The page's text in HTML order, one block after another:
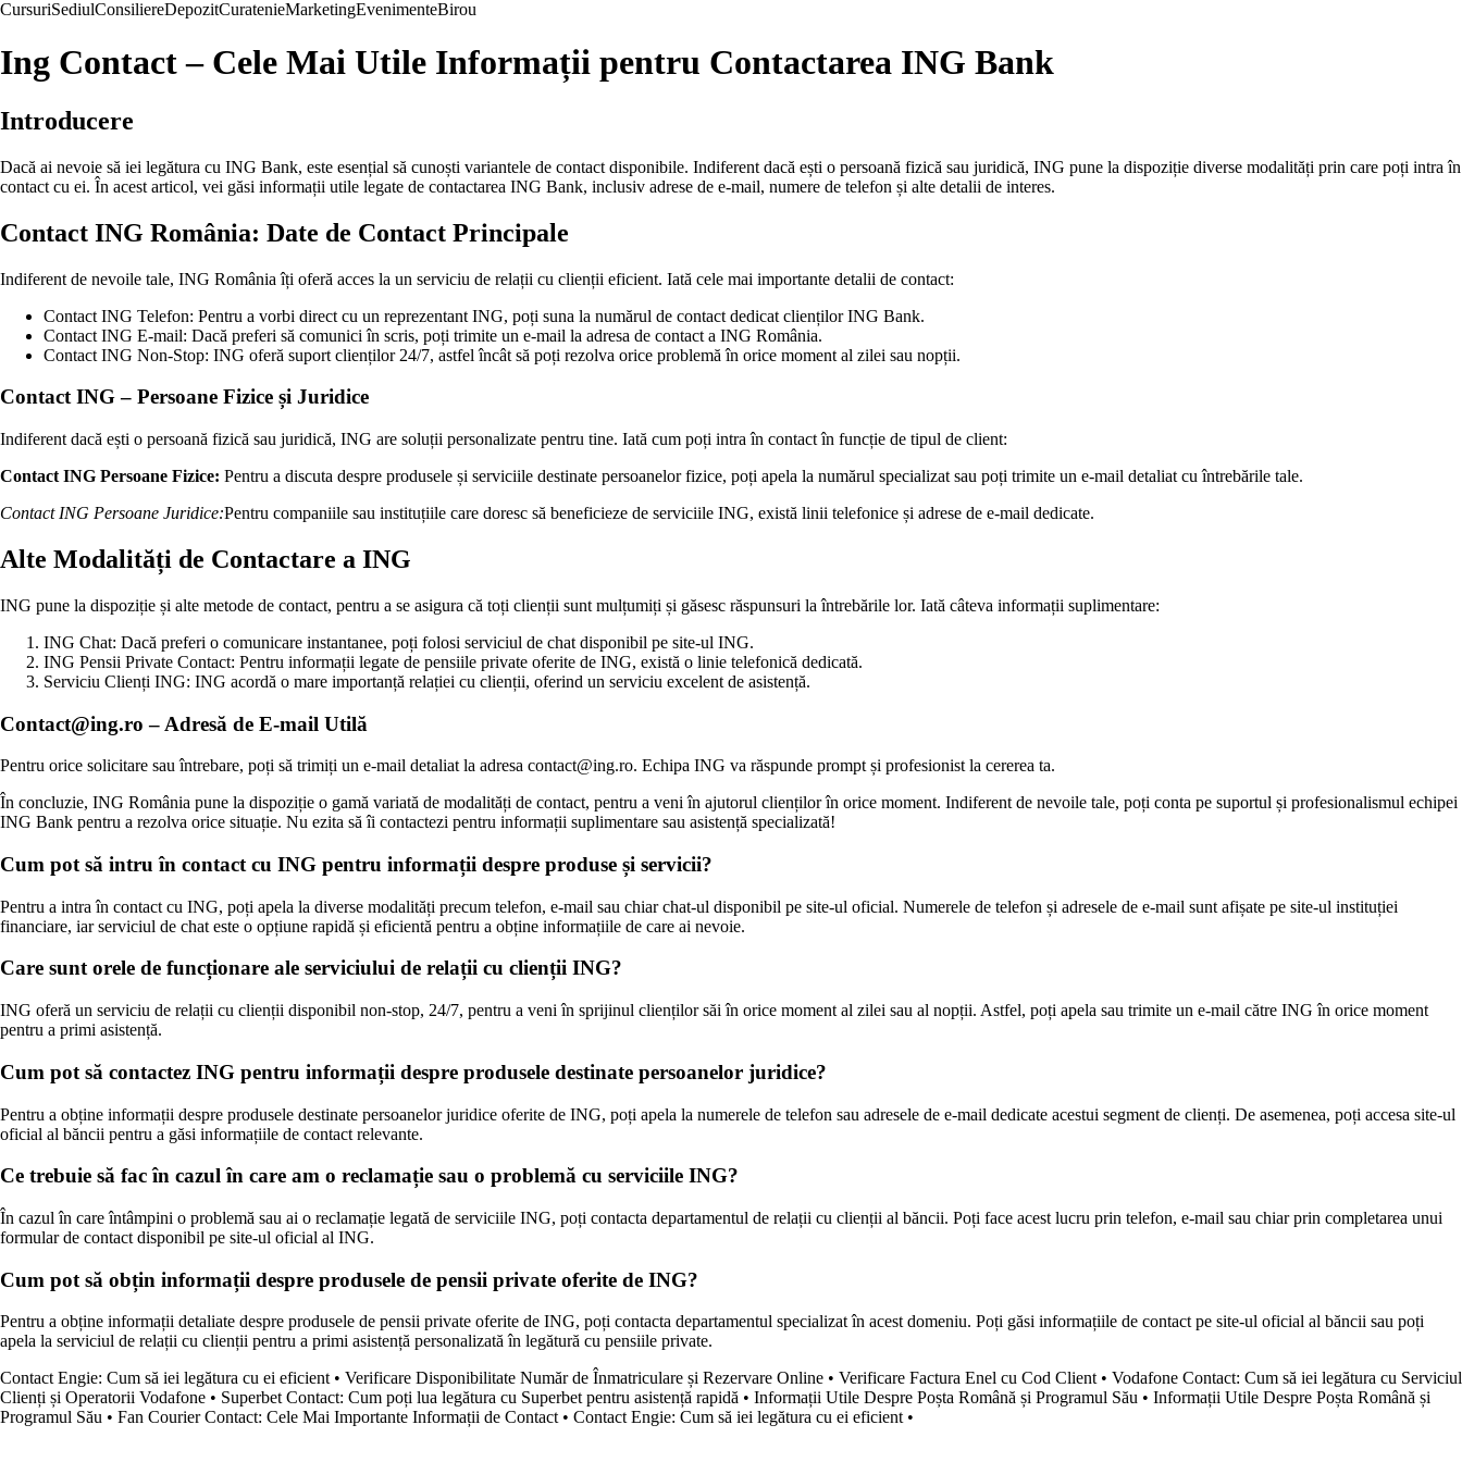
CursuriSediulConsiliereDepozitCuratenieMarketingEvenimenteBirou
Ing Contact – Cele Mai Utile Informații pentru Contactarea ING Bank
Introducere
Dacă ai nevoie să iei legătura cu ING Bank, este esențial să cunoști variantele de contact disponibile. Indiferent dacă ești o persoană fizică sau juridică, ING pune la dispoziție diverse modalități prin care poți intra în
contact cu ei. În acest articol, vei găsi informații utile legate de contactarea ING Bank, inclusiv adrese de e-mail, numere de telefon și alte detalii de interes.
Contact ING România: Date de Contact Principale
Indiferent de nevoile tale, ING România îți oferă acces la un serviciu de relații cu clienții eficient. Iată cele mai importante detalii de contact:
Contact ING Telefon: Pentru a vorbi direct cu un reprezentant ING, poți suna la numărul de contact dedicat clienților ING Bank.
Contact ING E-mail: Dacă preferi să comunici în scris, poți trimite un e-mail la adresa de contact a ING România.
Contact ING Non-Stop: ING oferă suport clienților 24/7, astfel încât să poți rezolva orice problemă în orice moment al zilei sau nopții.
Contact ING – Persoane Fizice și Juridice
Indiferent dacă ești o persoană fizică sau juridică, ING are soluții personalizate pentru tine. Iată cum poți intra în contact în funcție de tipul de client:
Contact ING Persoane Fizice: Pentru a discuta despre produsele și serviciile destinate persoanelor fizice, poți apela la numărul specializat sau poți trimite un e-mail detaliat cu întrebările tale.
Contact ING Persoane Juridice:Pentru companiile sau instituțiile care doresc să beneficieze de serviciile ING, există linii telefonice și adrese de e-mail dedicate.
Alte Modalități de Contactare a ING
ING pune la dispoziție și alte metode de contact, pentru a se asigura că toți clienții sunt mulțumiți și găsesc răspunsuri la întrebările lor. Iată câteva informații suplimentare:
ING Chat: Dacă preferi o comunicare instantanee, poți folosi serviciul de chat disponibil pe site-ul ING.
ING Pensii Private Contact: Pentru informații legate de pensiile private oferite de ING, există o linie telefonică dedicată.
Serviciu Clienți ING: ING acordă o mare importanță relației cu clienții, oferind un serviciu excelent de asistență.
Contact@ing.ro – Adresă de E-mail Utilă
Pentru orice solicitare sau întrebare, poți să trimiți un e-mail detaliat la adresa contact@ing.ro. Echipa ING va răspunde prompt și profesionist la cererea ta.
În concluzie, ING România pune la dispoziție o gamă variată de modalități de contact, pentru a veni în ajutorul clienților în orice moment. Indiferent de nevoile tale, poți conta pe suportul și profesionalismul echipei
ING Bank pentru a rezolva orice situație. Nu ezita să îi contactezi pentru informații suplimentare sau asistență specializată!
Cum pot să intru în contact cu ING pentru informații despre produse și servicii?
Pentru a intra în contact cu ING, poți apela la diverse modalități precum telefon, e-mail sau chiar chat-ul disponibil pe site-ul oficial. Numerele de telefon și adresele de e-mail sunt afișate pe site-ul instituției
financiare, iar serviciul de chat este o opțiune rapidă și eficientă pentru a obține informațiile de care ai nevoie.
Care sunt orele de funcționare ale serviciului de relații cu clienții ING?
ING oferă un serviciu de relații cu clienții disponibil non-stop, 24/7, pentru a veni în sprijinul clienților săi în orice moment al zilei sau al nopții. Astfel, poți apela sau trimite un e-mail către ING în orice moment
pentru a primi asistență.
Cum pot să contactez ING pentru informații despre produsele destinate persoanelor juridice?
Pentru a obține informații despre produsele destinate persoanelor juridice oferite de ING, poți apela la numerele de telefon sau adresele de e-mail dedicate acestui segment de clienți. De asemenea, poți accesa site-ul
oficial al băncii pentru a găsi informațiile de contact relevante.
Ce trebuie să fac în cazul în care am o reclamație sau o problemă cu serviciile ING?
În cazul în care întâmpini o problemă sau ai o reclamație legată de serviciile ING, poți contacta departamentul de relații cu clienții al băncii. Poți face acest lucru prin telefon, e-mail sau chiar prin completarea unui
formular de contact disponibil pe site-ul oficial al ING.
Cum pot să obțin informații despre produsele de pensii private oferite de ING?
Pentru a obține informații detaliate despre produsele de pensii private oferite de ING, poți contacta departamentul specializat în acest domeniu. Poți găsi informațiile de contact pe site-ul oficial al băncii sau poți
apela la serviciul de relații cu clienții pentru a primi asistență personalizată în legătură cu pensiile private.
Contact Engie: Cum să iei legătura cu ei eficient• Verificare Disponibilitate Număr de Înmatriculare și Rezervare Online • Verificare Factura Enel cu Cod Client• Vodafone Contact: Cum să iei legătura cu Serviciul
Clienți și Operatorii Vodafone • Superbet Contact: Cum poți lua legătura cu Superbet pentru asistență rapidă • Informații Utile Despre Poșta Română și Programul Său • Informații Utile Despre Poșta Română și
Programul Său • Fan Courier Contact: Cele Mai Importante Informații de Contact• Contact Engie: Cum să iei legătura cu ei eficient•